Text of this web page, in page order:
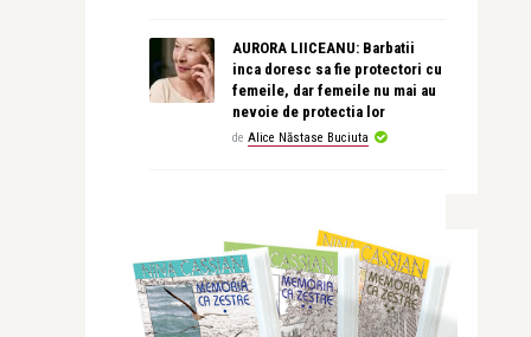
AURORA LIICEANU: Barbatii
inca doresc sa fie protectori cu
femeile, dar femeile nu mai au
nevoie de protectia lor
de Alice Năstase Buciuta